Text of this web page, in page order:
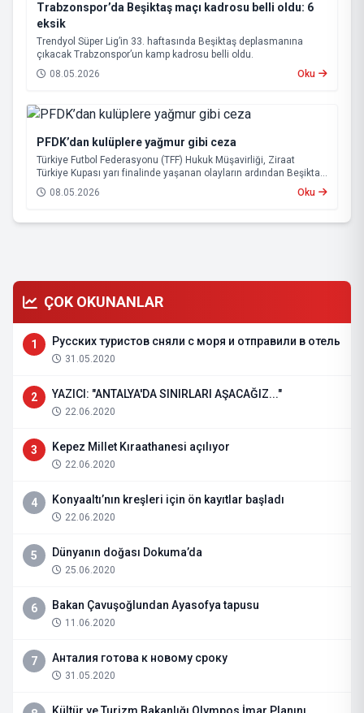
Trabzonspor’da Beşiktaş maçı kadrosu belli oldu: 6
eksik
Trendyol Süper Lig’in 33. haftasında Beşiktaş deplasmanına
çıkacak Trabzonspor’un kamp kadrosu belli oldu.
08.05.2026
Oku
PFDK’dan kulüplere yağmur gibi ceza
Türkiye Futbol Federasyonu (TFF) Hukuk Müşavirliği, Ziraat
Türkiye Kupası yarı finalinde yaşanan olayların ardından Beşiktaş
ve Tümosan Konyaspor’u Profesyonel Futbol Disiplin Kurulu’na
(PFDK) sevk etti.
08.05.2026 Oku
ÇOK OKUNANLAR
1 Русских туристов сняли с моря и отправили в отель
31.05.2020
2 YAZICI: "ANTALYA'DA SINIRLARI AŞACAĞIZ..."
22.06.2020
3 Kepez Millet Kıraathanesi açılıyor
22.06.2020
4 Konyaaltı’nın kreşleri için ön kayıtlar başladı
22.06.2020
5 Dünyanın doğası Dokuma’da
25.06.2020
6 Bakan Çavuşoğlundan Ayasofya tapusu
11.06.2020
7 Анталия готова к новому сроку
31.05.2020